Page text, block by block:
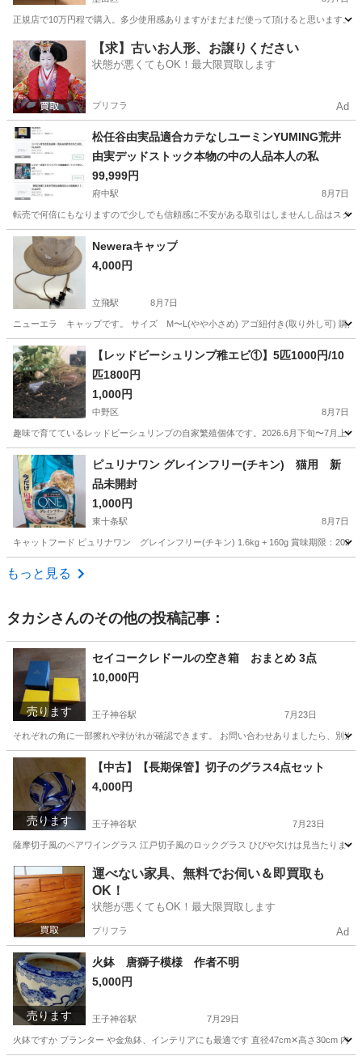
正規店で10万円程で購入。多少使用感ありますがまだまだ使って頂けると思います。
東京 墨田区 その他 グッチ
【求】古いお人形、お譲りください
状態が悪くてもOK！最大限買取します
プリフラ Ad
松任谷由実品適合カテなしユーミンYUMING荒井
由実デッドストック本物の中の人品本人の私
99,999円
府中駅 8月7日
転売で何倍にもなりますので少しでも信頼感に不安がある取引はしませんし品はスク
東京 府中市
Neweraキャップ
4,000円
立飛駅 8月7日
ニューエラ キャップです。 サイズ M〜L(やや小さめ) アゴ紐付き(取り外し可) 購入
東京 立川市 その他 ニューエラ
【レッドビーシュリンプ稚エビ①】5匹1000円/10
匹1800円
1,000円
中野区 8月7日
趣味で育てているレッドビーシュリンプの自家繁殖個体です。2026.6月下旬〜7月上
東京 中野区 その他
ピュリナワン グレインフリー(チキン) 猫用 新
品未開封
1,000円
東十条駅 8月7日
キャットフード ピュリナワン グレインフリー(チキン) 1.6kg + 160g 賞味期限：
東京 北区
もっと見る
タカシさんのその他の投稿記事：
売ります
セイコークレドールの空き箱 おまとめ 3点
10,000円
王子神谷駅 7月23日
それぞれの角に一部擦れや剥がれが確認できます。 お問い合わせありましたら、別
東京 北区 王子神谷駅 アクセサリー
売ります
【中古】【長期保管】切子のグラス4点セット
4,000円
王子神谷駅 7月23日
薩摩切子風のペアワイングラス 江戸切子風のロックグラス ひびや欠けは見当たりませ
東京 北区 王子神谷駅 食器 切子
運べない家具、無料でお伺い＆即買取も
OK！
状態が悪くてもOK！最大限買取します
プリフラ Ad
売ります
火鉢 唐獅子模様 作者不明
5,000円
王子神谷駅 7月29日
火鉢ですか プランター や金魚鉢、インテリアにも最適です 直径47cm✕高さ30cm 内側